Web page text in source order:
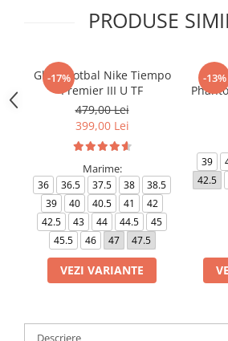
PRODUSE
-17%
Ghete fotbal Nike Tiempo
Premier III U TF
479,00 Lei
399,00 Lei
Marime:
36 36.5 37.5 38
38.5
39
40 40.5 41
42
42.5
43 44 44.5
45
45.5
46 47 47.5
VEZI VARIANTE
-13%
39
42.5
Descriere